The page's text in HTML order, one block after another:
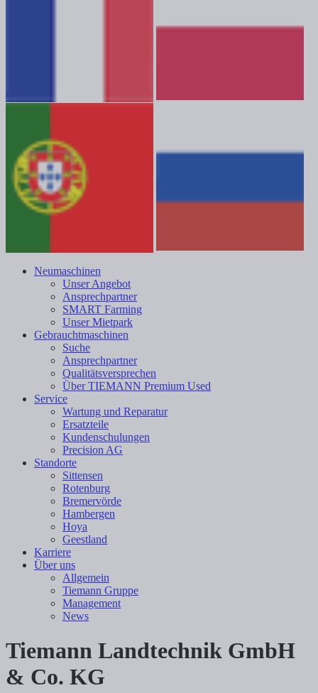
Neumaschinen
Unser Angebot
Ansprechpartner
SMART Farming
Unser Mietpark
Gebrauchtmaschinen
Suche
Ansprechpartner
Qualitätsversprechen
Über TIEMANN Premium Used
Service
Wartung und Reparatur
Ersatzteile
Kundenschulungen
Precision AG
Standorte
Sittensen
Rotenburg
Bremervörde
Hambergen
Hoya
Geestland
Karriere
Über uns
Allgemein
Tiemann Gruppe
Management
News
Tiemann Landtechnik GmbH
& Co. KG